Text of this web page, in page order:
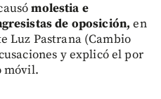
molestia e
de oposición, en
Luz Pastrana (Cambio
y explicó el por
móvil.